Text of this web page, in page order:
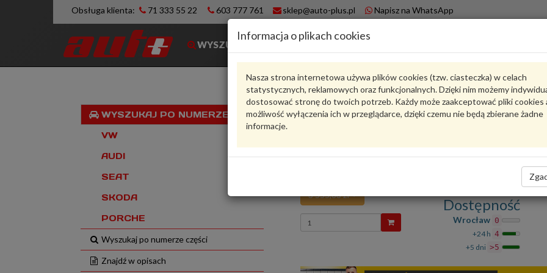
Obsługa klienta: 71 333 55 22 603 777 761 sklep@auto-plus.pl Napisz na WhatsApp
WYSZUKIWARKA
Informacja o plikach cookies
Nasza strona internetowa używa plików cookies (tzw. ciasteczka) w celach
statystycznych, reklamowych oraz funkcjonalnych. Dzięki nim możemy
dostosować stronę do twoich potrzeb. Każdy może zaakceptować pliki cookies
możliwość wyłączenia ich w przeglądarce, dzięki czemu nie będą zbierane żadne
informacje.
WYSZUKAJ PO NUMERZE VIN
VW
AUDI
SEAT
SKODA
PORCHE
Wyszukaj po numerze części
Znajdź w opisach
Karta produktu
VAG - produkt oryginalny VW AUDI SEAT SKODA
Skraplacz czynnika chłodzącego ze zbiorn
3 555,83 zł
Wprowadź
ilość
Dostępność
Wrocław 0
+24 h 4
+5 dni >5